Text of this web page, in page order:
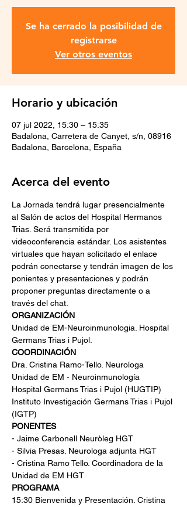
Se ha cerrado la posibilidad de
registrarse
Ver otros eventos
Horario y ubicación
07 jul 2022, 15:30 – 15:35
Badalona, Carretera de Canyet, s/n, 08916
Badalona, Barcelona, España
Acerca del evento
La Jornada tendrá lugar presencialmente
al Salón de actos del Hospital Hermanos
Trias. Será transmitida por
videoconferencia estándar. Los asistentes
virtuales que hayan solicitado el enlace
podrán conectarse y tendrán imagen de los
ponientes y presentaciones y podrán
proponer preguntas directamente o a
través del chat.
ORGANIZACIÓN
Unidad de EM-Neuroinmunologia. Hospital
Germans Trias i Pujol.
COORDINACIÓN
Dra. Cristina Ramo-Tello. Neurologa
Unidad de EM - Neuroinmunología
Hospital Germans Trias i Pujol (HUGTIP)
Instituto Investigación Germans Trias i Pujol
(IGTP)
PONENTES
- Jaime Carbonell Neuròleg HGT
- Silvia Presas. Neurologa adjunta HGT
- Cristina Ramo Tello. Coordinadora de la
Unidad de EM HGT
PROGRAMA
15:30 Bienvenida y Presentación. Cristina